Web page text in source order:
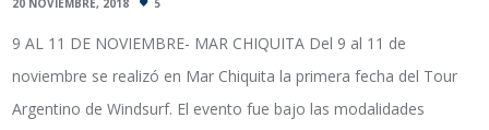
20 NOVIEMBRE, 2018 5
9 AL 11 DE NOVIEMBRE- MAR CHIQUITA Del 9 al 11 de
noviembre se realizó en Mar Chiquita la primera fecha del Tour
Argentino de Windsurf. El evento fue bajo las modalidades